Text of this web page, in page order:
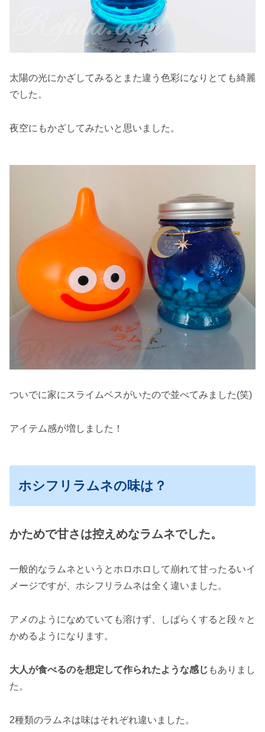
太陽の光にかざしてみるとまた違う色彩になりとても綺麗
でした。
夜空にもかざしてみたいと思いました。
ついでに家にスライムベスがいたので並べてみました(笑)
アイテム感が増しました！
ホシフリラムネの味は？
かためで甘さは控えめなラムネでした。
一般的なラムネというとホロホロして崩れて甘ったるいイ
メージですが、ホシフリラムネは全く違いました。
アメのようになめていても溶けず、しばらくすると段々と
かめるようになります。
大人が食べるのを想定して作られたような感じ もありまし
た。
2種類のラムネは味はそれぞれ違いました。